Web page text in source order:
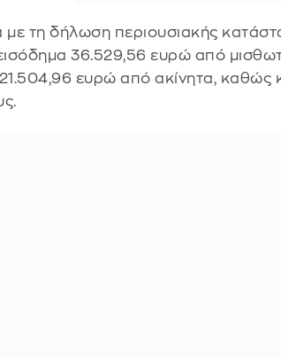
τη δήλωση περιουσιακής
36.529,56 ευρώ από
ευρώ από ακίνητα, καθώς